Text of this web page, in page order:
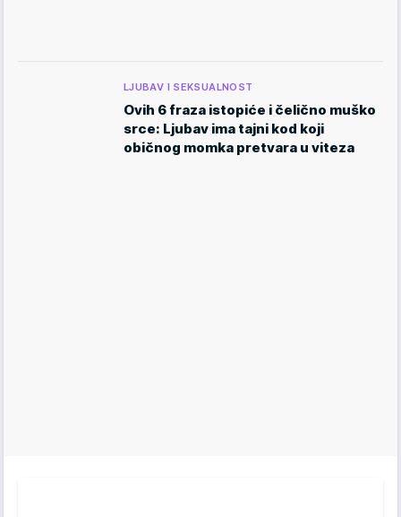
LJUBAV I SEKSUALNOST
Ovih 6 fraza istopiće i čelično muško
srce: Ljubav ima tajni kod koji
običnog momka pretvara u viteza